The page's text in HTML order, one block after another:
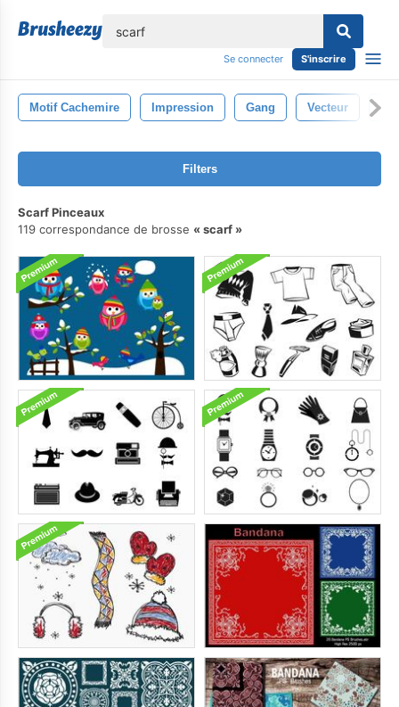
Se connecter S'inscrire
Motif Cachemire Impression Gang Vecteur
Filters
Scarf Pinceaux
119 correspondance de brosse
scarf